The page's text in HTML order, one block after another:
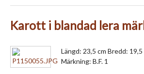
Karott i blandad lera
Längd: 23,5 cm Bredd: 19,5
Märkning: B.F. 1